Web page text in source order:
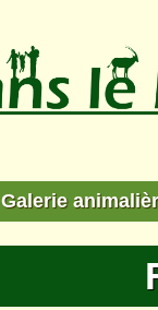
Galerie